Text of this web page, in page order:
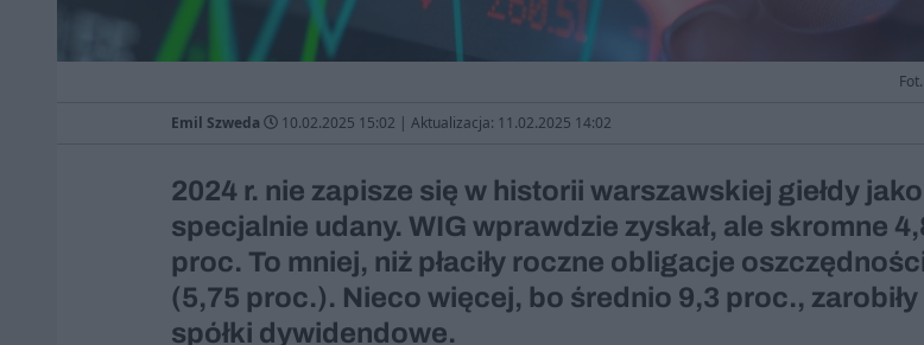
Emil Szweda 10.02.2025 15:02 | Aktualizacja: 11.02.2025 14:02
2024 r. nie zapisze się w historii warszawskiej giełdy jako
specjalnie udany. WIG wprawdzie zyskał, ale skromne
proc. To mniej, niż płaciły roczne obligacje
(5,75 proc.). Nieco więcej, bo średnio 9,3 proc., zarobiły
spółki dywidendowe.